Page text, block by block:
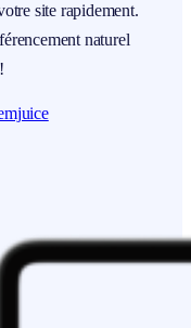
site rapidement.
naturel